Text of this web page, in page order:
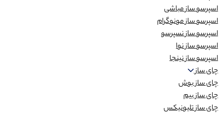
اسپرسو ساز مباشی
اسپرسو ساز مونوگرام
اسپرسو ساز نسپرسو
اسپرسو ساز نوا
اسپرسو ساز نینجا
چای ساز
چای ساز بوش
چای ساز بیم
چای ساز تلیونیکس